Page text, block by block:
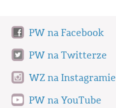
PW na Facebook
PW na Twitterze
WZ na Instagramie
PW na YouTube